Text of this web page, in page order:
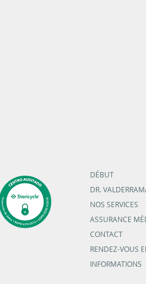
DÉBUT
DR.
NOS SERVICES
ASSURANCE
CONTACT
RENDEZ-VOUS
INFORMATIONS